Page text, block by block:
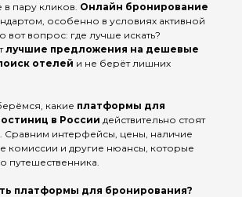
пару кликов. Онлайн бронирование
особенно в условиях активной
вопрос: где лучше искать?
лучшие предложения на дешевые
отелей и не берёт лишних
какие платформы для
в России действительно стоят
Сравним интерфейсы, цены, наличие
комиссии и другие нюансы, которые
путешественника.
платформы для бронирования?